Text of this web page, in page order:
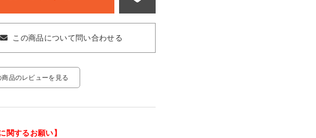
この商品について問い合わせる
商品のレビューを見る
関するお願い】